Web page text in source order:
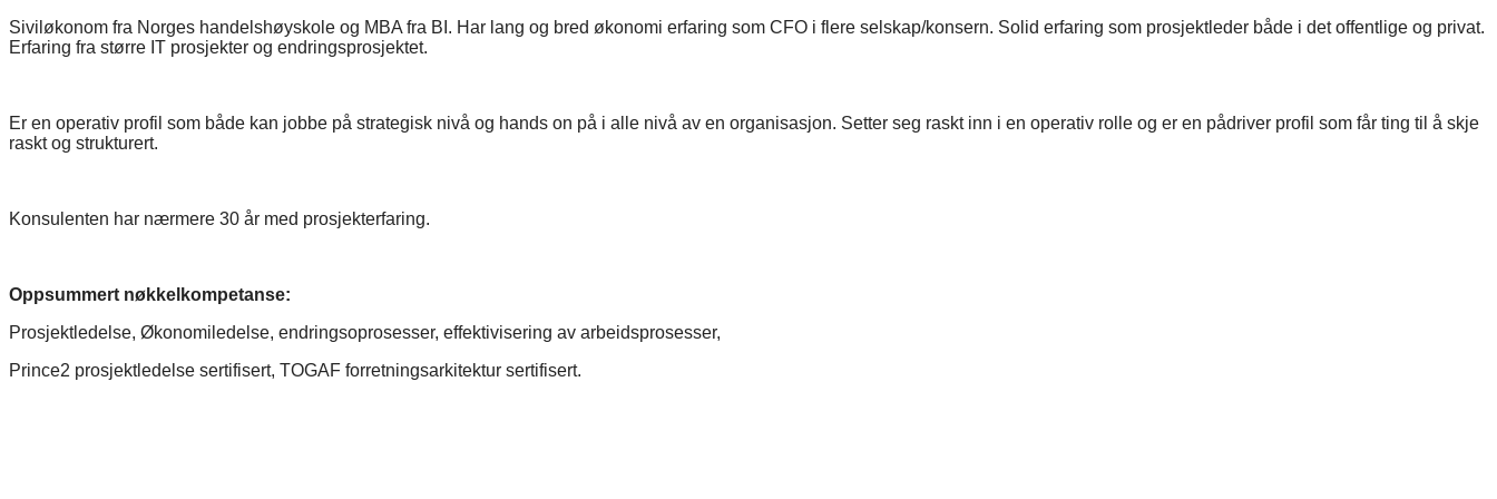
Siviløkonom fra Norges handelshøyskole og MBA fra BI. Har lang og bred økonomi erfaring som CFO i flere selskap/konsern. Solid erfaring som prosjektleder både i det offentlige og privat.
Erfaring fra større IT prosjekter og endringsprosjektet.
Er en operativ profil som både kan jobbe på strategisk nivå og hands on på i alle nivå av en organisasjon. Setter seg raskt inn i en operativ rolle og er en pådriver profil som får ting til å skje
raskt og strukturert.
Konsulenten har nærmere 30 år med prosjekterfaring.
Oppsummert nøkkelkompetanse:
Prosjektledelse, Økonomiledelse, endringsoprosesser, effektivisering av arbeidsprosesser,
Prince2 prosjektledelse sertifisert, TOGAF forretningsarkitektur sertifisert.